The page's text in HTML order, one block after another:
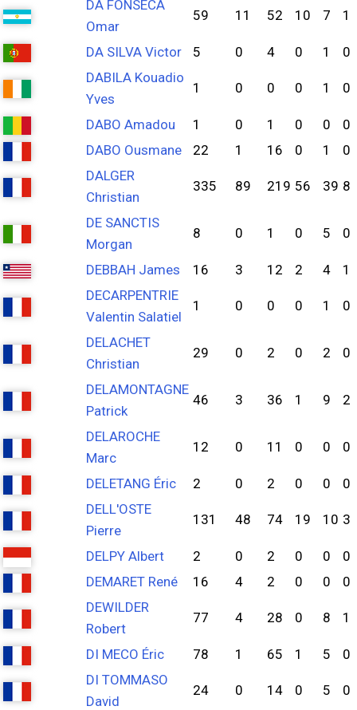
DA FONSECA
Omar
59 11 52 10 7 1
DA SILVA Victor 5 0 4 0 1
0
DABILA Kouadio
Yves
1 0 0 0 1 0
DABO Amadou 1 0 1 0 0
0
DABO Ousmane
22 1 16 0 1
0
DALGER
Christian
335 89 219 56 39 8
DE SANCTIS
Morgan
8 0 1 0 5 0
DEBBAH James 16 3 12 2 4
1
DECARPENTRIE
Valentin Salatiel
1 0 0 0 1 0
DELACHET
Christian
29 0 2 0 2 0
DELAMONTAGNE
Patrick
46 3 36 1 9 2
DELAROCHE
Marc
12 0 11 0 0 0
DELETANG Éric 2 0 2 0 0
0
DELL'OSTE
Pierre
131 48 74 19 10 3
DELPY Albert 2 0 2 0 0
0
DEMARET René
16 4 2 0 0
0
DEWILDER
Robert
77 4 28 0 8 1
DI MECO Éric 78 1 65 1 5
0
DI TOMMASO
David
24 0 14 0 5 0